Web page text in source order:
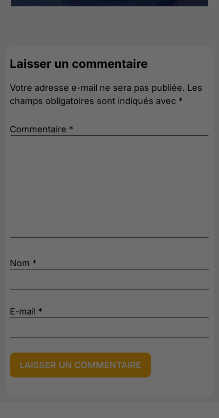
Laisser un commentaire
Votre adresse e-mail ne sera pas publiée. Les
champs obligatoires sont indiqués avec *
Commentaire *
Nom *
E-mail *